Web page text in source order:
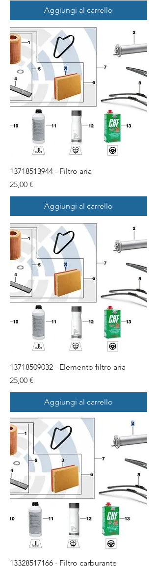
Aggiungi al carrello
13718513944 - Filtro aria
Prezzo
25,00 €
Aggiungi al carrello
13718509032 - Elemento filtro aria
Prezzo
25,00 €
Aggiungi al carrello
13328517166 - Filtro carburante